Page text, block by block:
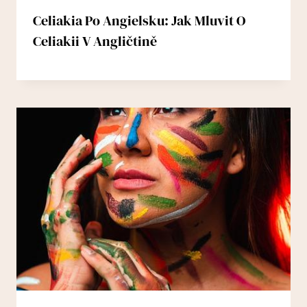
Celiakia Po Angielsku: Jak Mluvit O
Celiakii V Angličtině